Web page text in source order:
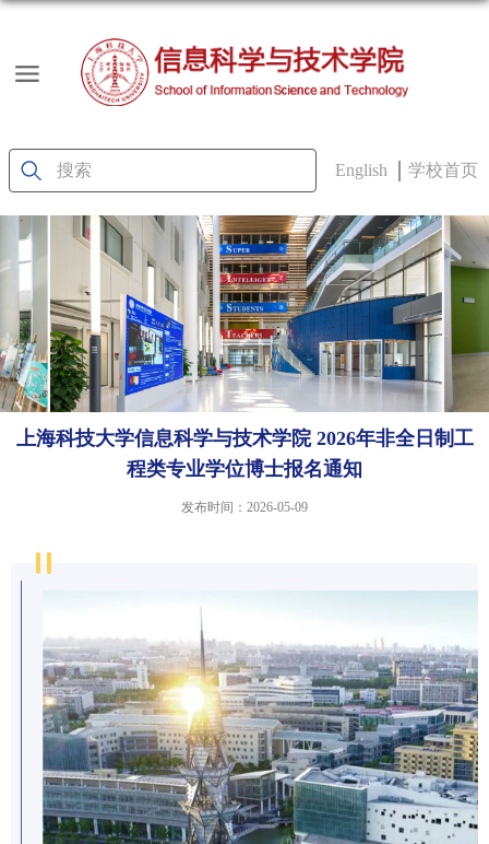
English 学校首页
上海科技大学信息科学与技术学院 2026年非全日制工
程类专业学位博士报名通知
发布时间：2026-05-09